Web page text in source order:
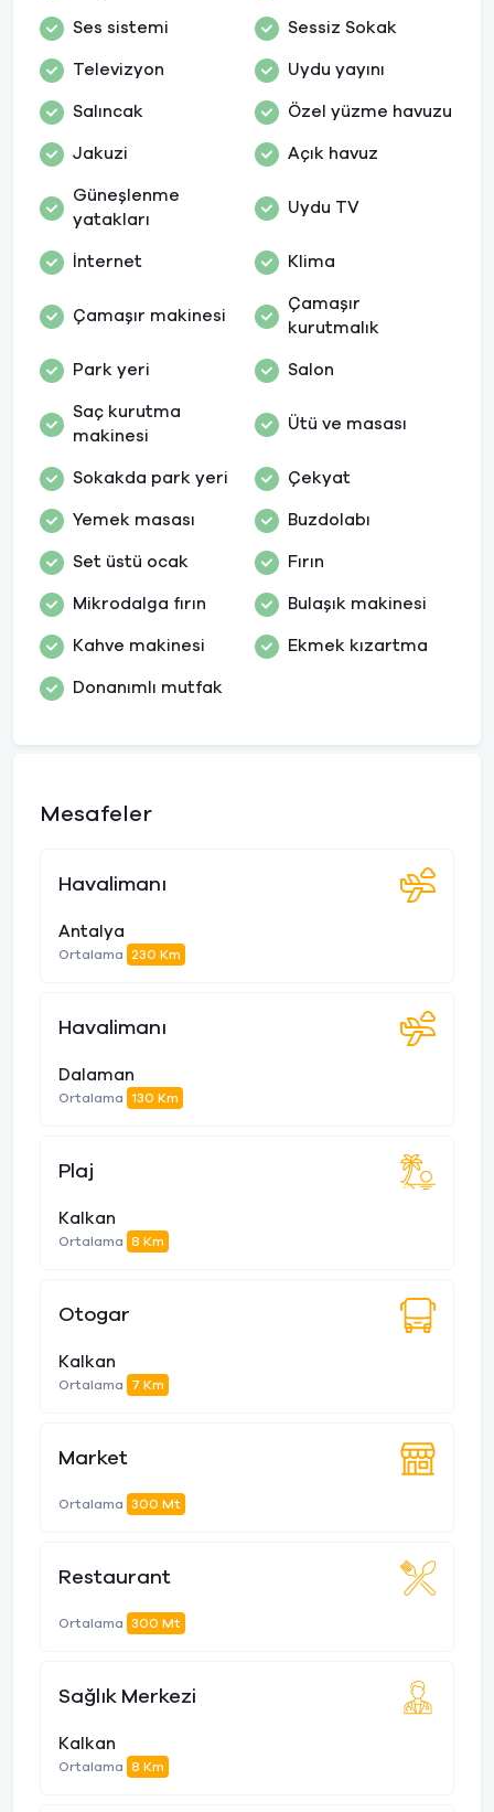
Ses sistemi Sessiz Sokak
Televizyon Uydu yayını
Salıncak Özel yüzme havuzu
Jakuzi Açık havuz
Güneşlenme
yatakları
Uydu TV
İnternet Klima
Çamaşır makinesi
Çamaşır
kurutmalık
Park yeri Salon
Saç kurutma
makinesi
Ütü ve masası
Sokakda park yeri Çekyat
Yemek masası Buzdolabı
Set üstü ocak Fırın
Mikrodalga fırın Bulaşık makinesi
Kahve makinesi Ekmek kızartma
Donanımlı mutfak
Mesafeler
Havalimanı
Antalya
Ortalama 230 Km
Havalimanı
Dalaman
Ortalama 130 Km
Plaj
Kalkan
Ortalama 8 Km
Otogar
Kalkan
Ortalama 7 Km
Market
Ortalama 300 Mt
Restaurant
Ortalama 300 Mt
Sağlık Merkezi
Kalkan
Ortalama 8 Km